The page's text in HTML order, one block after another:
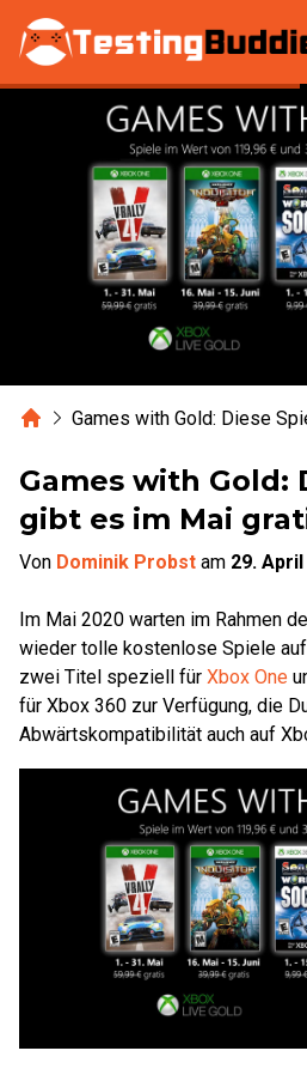
Zum Hauptinhalt springen
HomeGames with Gold: Diese
Games with Gold:
gibt es im Mai
Von Dominik Probst am 29.
Im Mai 2020 warten im Rahmen
wieder tolle kostenlose Spiele
zwei Titel speziell für Xbox One
für Xbox 360 zur Verfügung, die
Abwärtskompatibilität auch auf